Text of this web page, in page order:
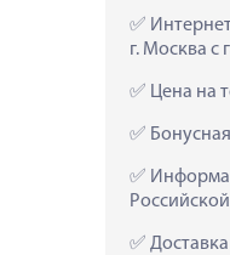
г. Москва с
Цена на